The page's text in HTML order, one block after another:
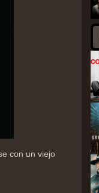
con un viejo